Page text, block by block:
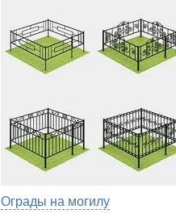
Ограды на могилу